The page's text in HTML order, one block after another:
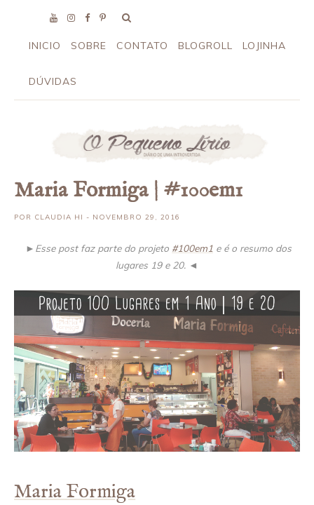
INICIO SOBRE CONTATO BLOGROLL LOJINHA
DÚVIDAS
Maria Formiga | #100em1
POR CLAUDIA HI- NOVEMBRO 29, 2016
► Esse post faz parte do projeto #100em1 e é o resumo dos
lugares 19 e 20. ◄
Maria Formiga